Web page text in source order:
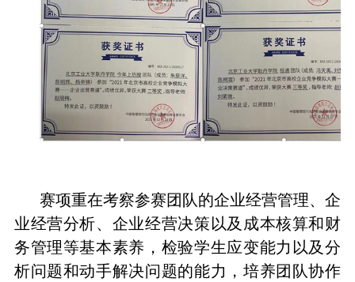
赛项重在考察参赛团队的企业经营管理、企
业经营分析、企业经营决策以及成本核算和财
务管理等基本素养，检验学生应变能力以及分
析问题和动手解决问题的能力，培养团队协作